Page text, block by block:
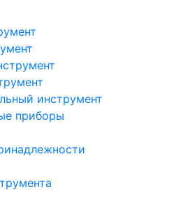
инструмент
приборы